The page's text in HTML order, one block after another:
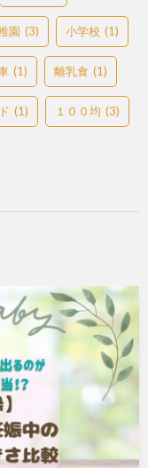
園 (3) 小学校 (1)
(1) 離乳食 (1)
(1) １００均 (3)